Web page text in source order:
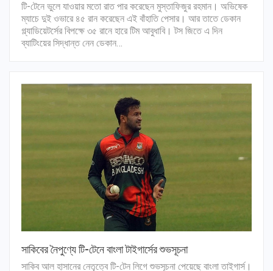
টি-টেনে ভুলে যাওয়ার মতো রাত পার করেছেন মুস্তাফিজুর রহমান। অভিষেক
ম্যাচে দুই ওভারে ৪৫ রান করেছেন এই বাঁহাতি পেসার। আর তাতে ডেকান
গ্ল্যাডিয়েটর্সের বিপক্ষে ৩৫ রানে হারে টিম আবুধাবি। টস জিতে এ দিন
ব্যাটিংয়ের সিদ্ধান্ত নেন ডেকান…
সাকিবের নৈপুণ্যে টি-টেনে বাংলা টাইগার্সের শুভসূচনা
সাকিব আল হাসানের নেতৃত্বে টি-টেন লিগে শুভসূচনা পেয়েছে বাংলা তাইগার্স।